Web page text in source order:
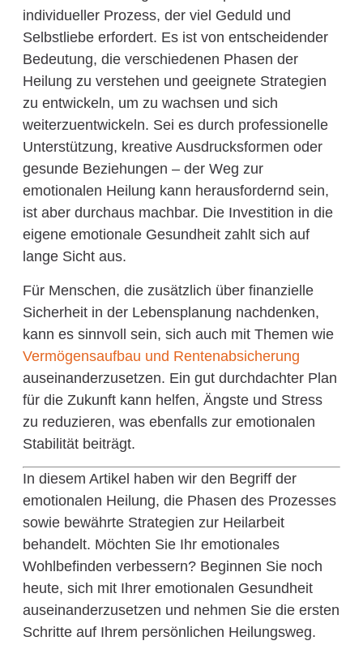
individueller Prozess, der viel Geduld und
Selbstliebe erfordert. Es ist von entscheidender
Bedeutung, die verschiedenen Phasen der
Heilung zu verstehen und geeignete Strategien
zu entwickeln, um zu wachsen und sich
weiterzuentwickeln. Sei es durch professionelle
Unterstützung, kreative Ausdrucksformen oder
gesunde Beziehungen – der Weg zur
emotionalen Heilung kann herausfordernd sein,
ist aber durchaus machbar. Die Investition in die
eigene emotionale Gesundheit zahlt sich auf
lange Sicht aus.
Für Menschen, die zusätzlich über finanzielle
Sicherheit in der Lebensplanung nachdenken,
kann es sinnvoll sein, sich auch mit Themen wie
Vermögensaufbau und Rentenabsicherung
auseinanderzusetzen. Ein gut durchdachter Plan
für die Zukunft kann helfen, Ängste und Stress
zu reduzieren, was ebenfalls zur emotionalen
Stabilität beiträgt.
In diesem Artikel haben wir den Begriff der
emotionalen Heilung, die Phasen des Prozesses
sowie bewährte Strategien zur Heilarbeit
behandelt. Möchten Sie Ihr emotionales
Wohlbefinden verbessern? Beginnen Sie noch
heute, sich mit Ihrer emotionalen Gesundheit
auseinanderzusetzen und nehmen Sie die ersten
Schritte auf Ihrem persönlichen Heilungsweg.